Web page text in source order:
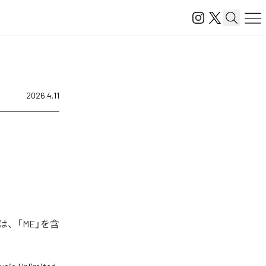
2026.4.11
「ME」を含